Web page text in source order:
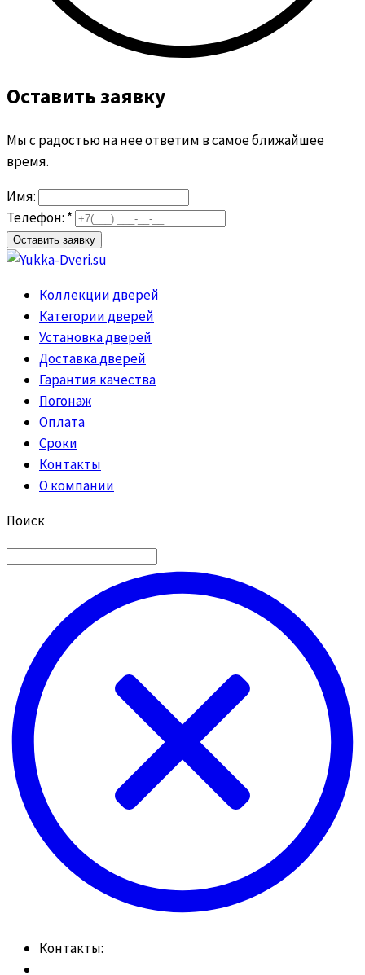
Оставить заявку
Мы с радостью на нее ответим в самое ближайшее
время.
Имя:
Телефон: *
Коллекции дверей
Категории дверей
Установка дверей
Доставка дверей
Гарантия качества
Погонаж
Оплата
Сроки
Контакты
О компании
Поиск
Контакты: